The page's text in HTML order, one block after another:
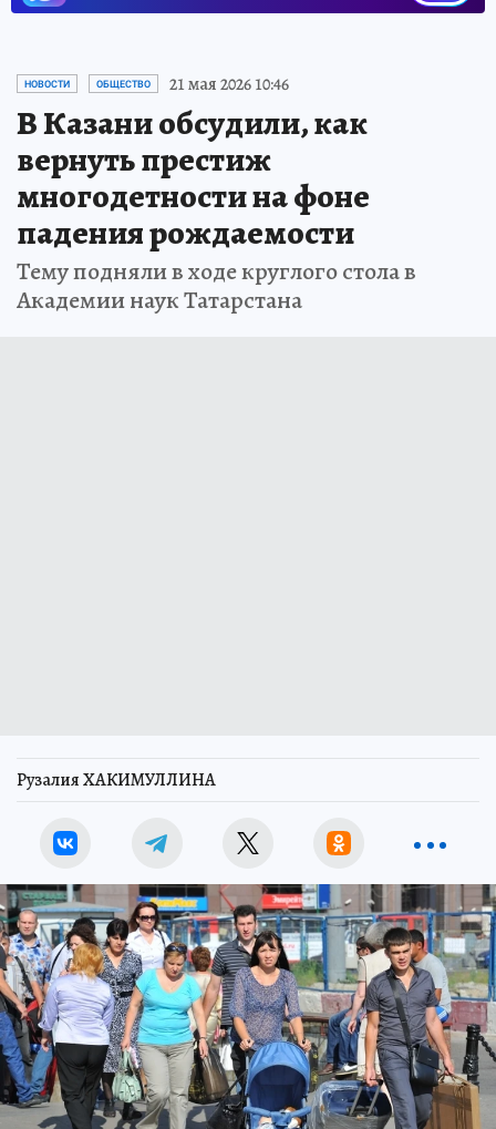
НОВОСТИ ОБЩЕСТВО 21 мая 2026 10:46
В Казани обсудили, как
вернуть престиж
многодетности на фоне
падения рождаемости
Тему подняли в ходе круглого стола в
Академии наук Татарстана
Рузалия ХАКИМУЛЛИНА